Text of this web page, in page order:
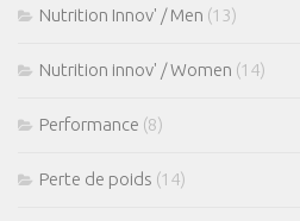
Nutrition Innov' / Men (13)
Nutrition innov' / Women (14)
Performance (8)
Perte de poids (14)